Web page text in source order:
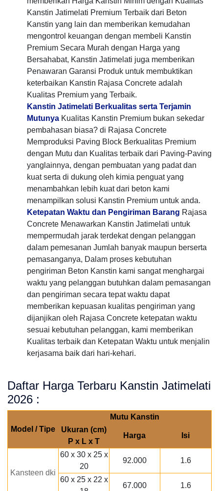
Kanstin Jatimelati Premium Terbaik dari Beton
Kanstin yang lain dan memberikan kemudahan
mengontrol keuangan dengan membeli Kanstin
Premium Secara Murah dengan Harga yang
Bersahabat, Kanstin Jatimelati juga memberikan
Penawaran Garansi Produk untuk membuktikan
keterbaikan Kanstin Rajasa Concrete adalah
Kualitas Premium yang Terbaik.
Kanstin Jatimelati Berkualitas serta Terjamin
Mutunya Kualitas Kanstin Premium bukan sekedar
pembahasan biasa? di Rajasa Concrete
Memproduksi Paving Block Berkualitas Premium
dengan Mutu dan Kualitas terbaik dari Paving-Paving
yanglainnya, dengan pembuatan yang padat dan
kuat serta di dukung oleh kimia penguat yang
menambahkan lebih kuat dari beton kami
menampilkan solusi Kanstin Premium untuk anda.
Ketepatan Waktu dan Pengiriman Barang Rajasa
Concrete Menawarkan Kanstin Jatimelati untuk
mempermudah jarak terdekat dengan pelanggan
dalam pemesanan Jumlah banyak maupun berserta
pemasanganya, Dalam proses kebutuhan
pengiriman Beton Kanstin kami sangat menghargai
waktu yang pelanggan butuhkan dalam pemasangan
dan pengiriman secara tepat waktu dapat
memberikan kepuasan kualitas pengiriman yang
dijanjikan oleh Rajasa Concrete ketepatan waktu
sesuai kebutuhan pelanggan, kami memberikan
Kualitas terbaik dan Ketepatan Waktu untuk menjalin
kerjasama baik dari hari-kehari.
Daftar Harga Terbaru Kanstin Jatimelati
2026 :
Model / Tipe
Mutu Kanstin
Ukuran (cm)
P x L x T
Harga Isi
Kansteen dki
60 x 30 x 25 x
20
92.000 1.6
60 x 25 x 22 x
67.000 1.6